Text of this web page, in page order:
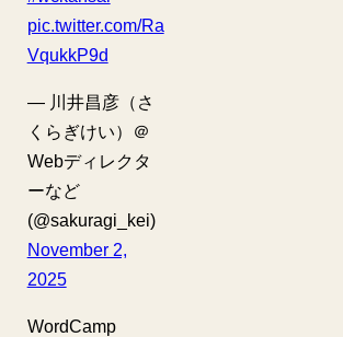
pic.twitter.com/Ra
VqukkP9d
— 川井昌彦（さ
くらぎけい）＠
Webディレクタ
ーなど
(@sakuragi_kei)
November 2,
2025
WordCamp